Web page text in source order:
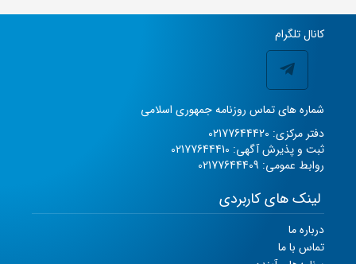
کانال تلگرام
شماره های تماس روزنامه جمهوری اسلامی
دفتر مرکزی: 02177644420
ثبت و پذیرش آگهی: 02177644410
روابط عمومی: 02177644409
لینک های کاربردی
درباره ما
تماس با ما